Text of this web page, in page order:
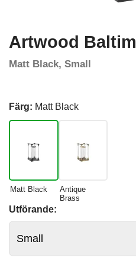
Artwood
Matt Black, Small
Färg: Matt Black
Matt Black
Antique
Brass
Utförande: